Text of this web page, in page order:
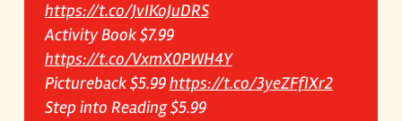
https://t.co/JvIKoJuDRS
Activity Book $7.99
https://t.co/VxmX0PWH4Y
Pictureback $5.99https://t.co/3yeZFfIXr2
Step into Reading $5.99